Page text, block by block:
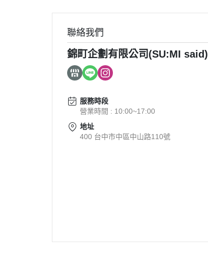
聯絡我們
錦町企劃有限公司(SU:MI said)
服務時段
營業時間 : 10:00~17:00
地址
400 台中市中區中山路110號